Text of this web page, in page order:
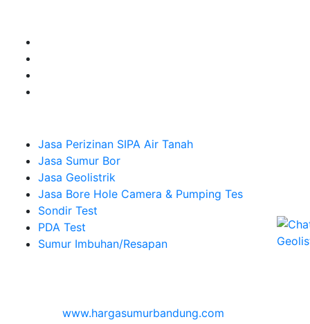
Jasa Perizinan SIPA Air Tanah
Jasa Sumur Bor
Jasa Geolistrik
Jasa Bore Hole Camera & Pumping Tes
Sondir Test
PDA Test
Sumur Imbuhan/Resapan
www.hargasumurbandung.com